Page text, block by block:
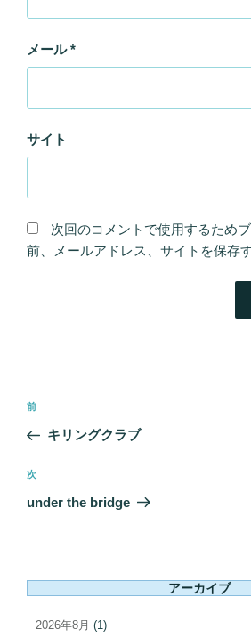
メール*
サイト
次回のコメントで使用するため
前、メールアドレス、サイトを保存す
ナ
ビ
ー
ン
前
の
稿
前
キリングクラブ
次
の
次
under the bridge
アーカイブ
2026年8月 (1)